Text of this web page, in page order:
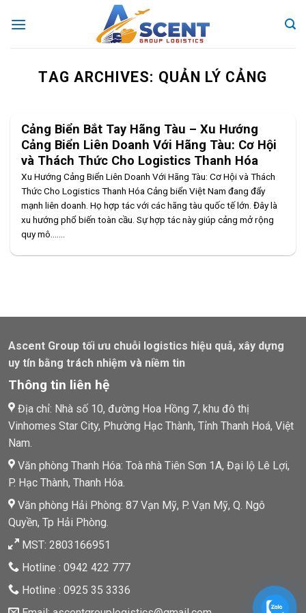
TAG ARCHIVES: QUẢN LÝ CẢNG
Cảng Biển Bắt Tay Hãng Tàu – Xu Hướng
Cảng Biển Liên Doanh Với Hãng Tàu: Cơ Hội
và Thách Thức Cho Logistics Thanh Hóa
Xu Hướng Cảng Biển Liên Doanh Với Hãng Tàu: Cơ Hội và Thách
Thức Cho Logistics Thanh Hóa Cảng biển Việt Nam đang đẩy
mạnh liên doanh. Họ hợp tác với các hãng tàu quốc tế lớn. Đây là
xu hướng phổ biến toàn cầu. Sự hợp tác này giúp cảng mở rộng
quy mô.......
Ascent Group tối ưu chuỗi logistics hiệu quả, xây dựng
uy tín bằng trách nhiệm và niềm tin
Thông tin liên hệ
Địa chỉ: Nhà số 10, đường Hoa Hồng 7, khu đô thị
Vinhomes Star City, Phường Hạc Thành, Tỉnh Thanh Hoá, Việt
Nam.
Văn phòng Thanh Hóa: Toà nhà Tiên Sơn 1A, Đại lộ Lê Lợi,
P. Hạc Thành, Thanh Hóa.
Văn phòng Hải Phòng: 87 Vạn Mỹ, P. Vạn Mỹ, Q. Ngô
Quyền, Tp Hải Phòng.
MST: 2803166951
Hotline : 0942 422 777
Hotline : 0925 35 3336